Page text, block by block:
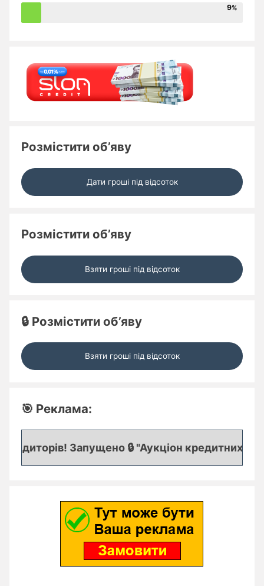
9
Розмістити об’яву
Дати гроші під відсоток
Розмістити об’яву
Взяти гроші під відсоток
🔒 Розмістити об’яву
Взяти гроші під відсоток
🎯 Реклама:
Запущено 🔒 "Аукціон кредитних